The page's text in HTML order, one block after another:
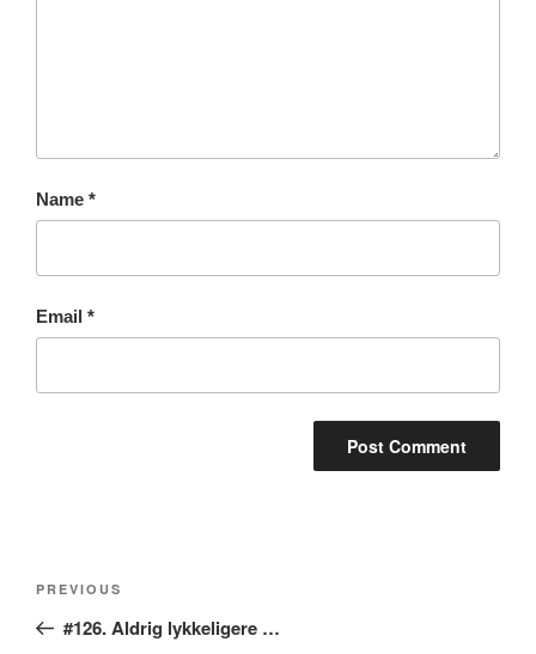
Name *
Email *
Previous
Post
PREVIOUS
#126. Aldrig lykkeligere …